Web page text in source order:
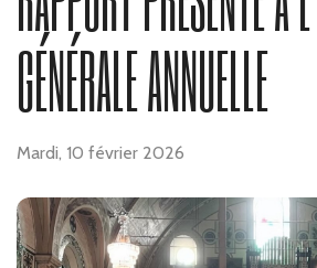
GÉNÉRALE ANNUELLE
Mardi, 10 février 2026